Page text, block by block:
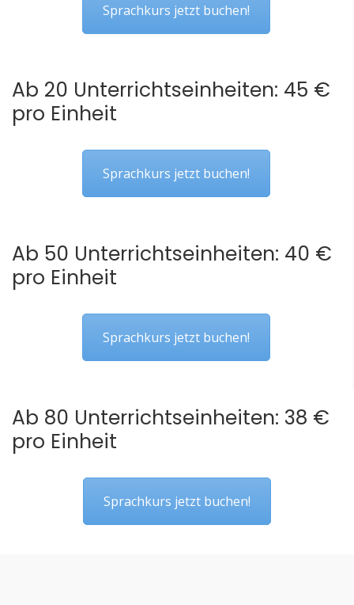
Sprachkurs jetzt buchen!
Ab 20 Unterrichtseinheiten: 45 €
pro Einheit
Sprachkurs jetzt buchen!
Ab 50 Unterrichtseinheiten: 40 €
pro Einheit
Sprachkurs jetzt buchen!
Ab 80 Unterrichtseinheiten: 38 €
pro Einheit
Sprachkurs jetzt buchen!